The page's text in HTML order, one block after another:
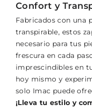
Confort y
Fabricados con una
transpirable, estos
necesario para tus
frescura en cada
imprescindibles en
hoy mismo y
solo Imac puede
¡Lleva tu estilo y